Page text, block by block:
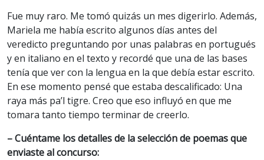
Fue muy raro. Me tomó quizás un mes digerirlo. Además,
Mariela me había escrito algunos días antes del
veredicto preguntando por unas palabras en portugués
y en italiano en el texto y recordé que una de las bases
tenía que ver con la lengua en la que debía estar escrito.
En ese momento pensé que estaba descalificado: Una
raya más pa’l tigre. Creo que eso influyó en que me
tomara tanto tiempo terminar de creerlo.
– Cuéntame los detalles de la selección de poemas que
enviaste al concurso: